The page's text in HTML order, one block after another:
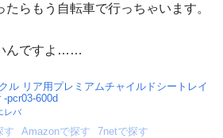
らもう自転車で行っちゃいます。
んですよ……
ル リア用プレミアムチャイルドシートレイ
pcr03-600d
レバ
す Amazonで探す 7netで探す